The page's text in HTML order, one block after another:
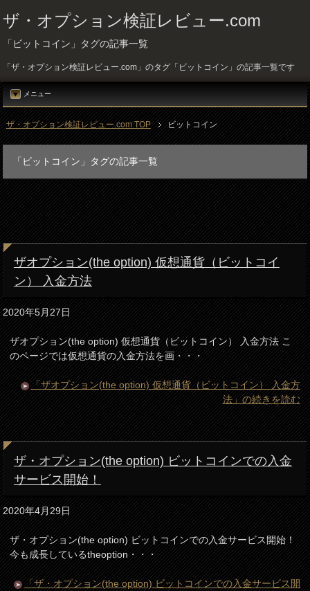
ザ・オプション検証レビュー.com
「ビットコイン」タグの記事一覧
「ザ・オプション検証レビュー.com」のタグ「ビットコイン」の記事一覧です
メニュー
ザ・オプション検証レビュー.com TOP ビットコイン
「ビットコイン」タグの記事一覧
ザオプション(the option) 仮想通貨（ビットコイ
ン） 入金方法
2020年5月27日
ザオプション(the option) 仮想通貨（ビットコイン） 入金方法 こ
のページでは仮想通貨の入金方法を画・・・
「ザオプション(the option) 仮想通貨（ビットコイン） 入金方
法」の続きを読む
ザ・オプション(the option) ビットコインでの入金
サービス開始！
2020年4月29日
ザ・オプション(the option) ビットコインでの入金サービス開始！
今も成長しているtheoption・・・
「ザ・オプション(the option) ビットコインでの入金サービス開